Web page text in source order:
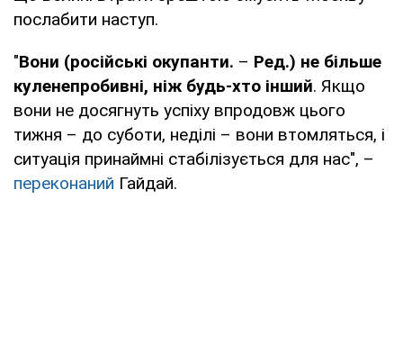
послабити наступ.
"Вони (російські окупанти. – Ред.) не більше
куленепробивні, ніж будь-хто інший. Якщо
вони не досягнуть успіху впродовж цього
тижня – до суботи, неділі – вони втомляться, і
ситуація принаймні стабілізується для нас", –
переконаний Гайдай.